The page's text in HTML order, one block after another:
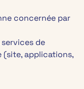
concernée par
de
applications,